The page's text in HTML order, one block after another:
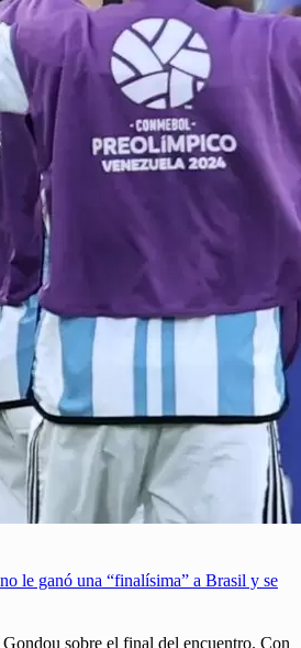
le ganó una “finalísima” a Brasil y se
sobre el final del encuentro. Con